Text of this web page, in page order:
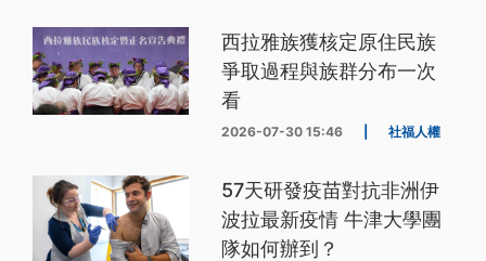
西拉雅族獲核定原住民族
爭取過程與族群分布一次
看
2026-07-30 15:46 社福人權
57天研發疫苗對抗非洲伊
波拉最新疫情 牛津大學團
隊如何辦到？